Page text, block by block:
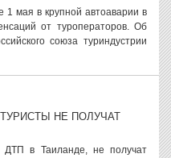
1 мая в крупной автоаварии в
от туроператоров. Об
союза туриндустрии
НЕ ПОЛУЧАТ
ДТП в Таиланде, не получат